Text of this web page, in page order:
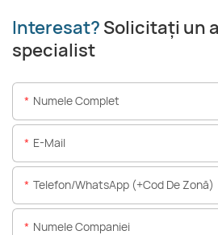
Interesat? Solicitați un
specialist
Numele Complet
E-Mail
Telefon/WhatsApp (+Cod De Zonă)
Numele Companiei